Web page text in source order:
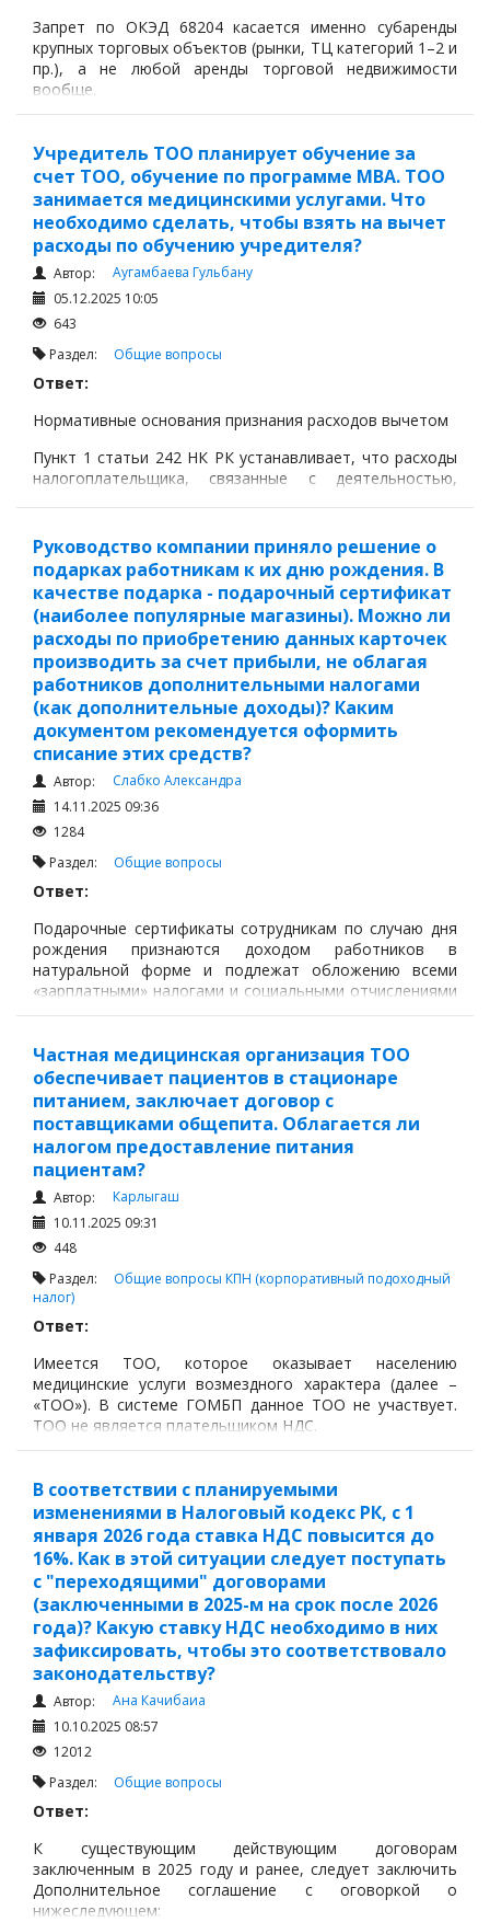
Запрет по ОКЭД 68204 касается именно субаренды
крупных торговых объектов (рынки, ТЦ категорий 1–2 и
пр.), а не любой аренды торговой недвижимости
вообще.
Учредитель ТОО планирует обучение за
счет ТОО, обучение по программе MBA. ТОО
занимается медицинскими услугами. Что
необходимо сделать, чтобы взять на вычет
расходы по обучению учредителя?
Автор:
Аугамбаева Гульбану
05.12.2025 10:05
643
Раздел: Общие вопросы
Ответ:
Нормативные основания признания расходов вычетом
Пункт 1 статьи 242 НК РК устанавливает, что расходы
налогоплательщика, связанные с деятельностью,
экономически обоснованы;
документально подтверждены;
непосредственно связаны с деятельностью
налогоплательщика.
Руководство компании приняло решение о
подарках работникам к их дню рождения. В
качестве подарка - подарочный сертификат
(наиболее популярные магазины). Можно ли
расходы по приобретению данных карточек
производить за счет прибыли, не облагая
работников дополнительными налогами
(как дополнительные доходы)? Каким
документом рекомендуется оформить
списание этих средств?
Автор:
Слабко Александра
14.11.2025 09:36
1284
Раздел: Общие вопросы
Ответ:
Подарочные сертификаты сотрудникам по случаю дня
рождения признаются доходом работников в
натуральной форме и подлежат обложению всеми
«зарплатными» налогами и социальными отчислениями
(ИПН, ОПВ, СО, ОСМС, ВОСМС и т. д.) в соответствии с
(далее – НК РК).
Частная медицинская организация ТОО
обеспечивает пациентов в стационаре
питанием, заключает договор с
поставщиками общепита. Облагается ли
налогом предоставление питания
пациентам?
Автор:
Карлыгаш
10.11.2025 09:31
448
Раздел: Общие вопросы КПН (корпоративный подоходный
налог)
Ответ:
Имеется ТОО, которое оказывает населению
медицинские услуги возмездного характера (далее –
«ТОО»). В системе ГОМБП данное ТОО не участвует.
ТОО не является плательщиком НДС.
В соответствии с планируемыми
изменениями в Налоговый кодекс РК, с 1
января 2026 года ставка НДС повысится до
16%. Как в этой ситуации следует поступать
с "переходящими" договорами
(заключенными в 2025-м на срок после 2026
года)? Какую ставку НДС необходимо в них
зафиксировать, чтобы это соответствовало
законодательству?
Автор:
Ана Качибаиа
10.10.2025 08:57
12012
Раздел: Общие вопросы
Ответ:
К существующим действующим договорам
заключенным в 2025 году и ранее, следует заключить
Дополнительное соглашение с оговоркой о
нижеследующем: